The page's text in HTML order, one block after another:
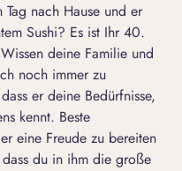
Tag nach Hause und er
Sushi? Es ist Ihr 40.
deine Familie und
noch immer zu
er deine Bedürfnisse,
kennt. Beste
eine Freude zu bereiten
du in ihm die große